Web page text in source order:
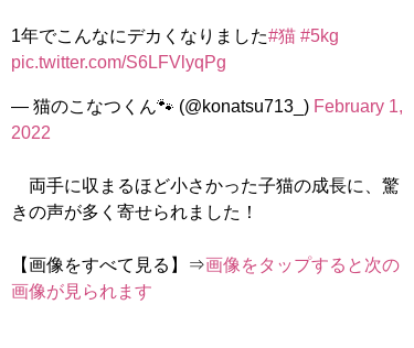
1年でこんなにデカくなりました#猫 #5kg
pic.twitter.com/S6LFVlyqPg
— 猫のこなつくん🐾 (@konatsu713_) February 1,
2022
両手に収まるほど小さかった子猫の成長に、驚
きの声が多く寄せられました！
【画像をすべて見る】⇒画像をタップすると次の
画像が見られます